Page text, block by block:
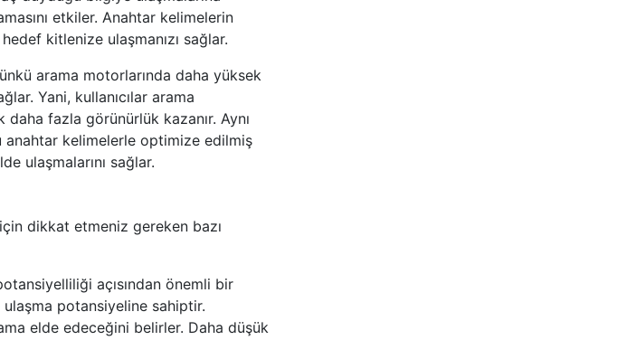
etkiler. Anahtar kelimelerin
kitlenize ulaşmanızı sağlar.
arama motorlarında daha yüksek
Yani, kullanıcılar arama
fazla görünürlük kazanır. Aynı
anahtar kelimelerle optimize edilmiş
ulaşmalarını sağlar.
dikkat etmeniz gereken bazı
açısından önemli bir
potansiyeline sahiptir.
elde edeceğini belirler. Daha düşük